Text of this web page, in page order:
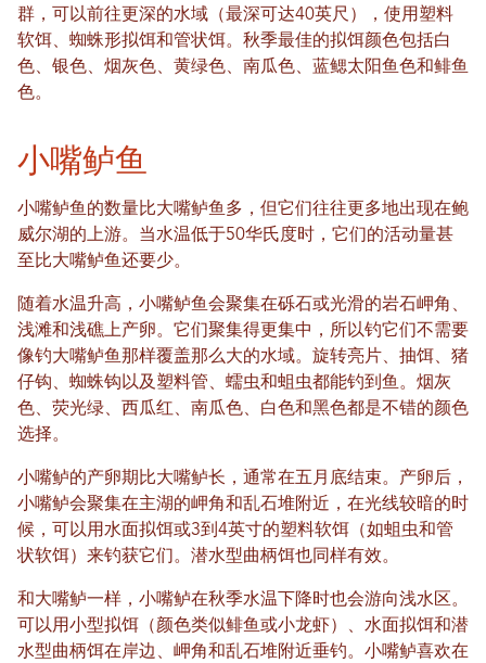
群，可以前往更深的水域（最深可达40英尺），使用塑料
软饵、蜘蛛形拟饵和管状饵。秋季最佳的拟饵颜色包括白
色、银色、烟灰色、黄绿色、南瓜色、蓝鳃太阳鱼色和鲱鱼
色。
小嘴鲈鱼
小嘴鲈鱼的数量比大嘴鲈鱼多，但它们往往更多地出现在鲍
威尔湖的上游。当水温低于50华氏度时，它们的活动量甚
至比大嘴鲈鱼还要少。
随着水温升高，小嘴鲈鱼会聚集在砾石或光滑的岩石岬角、
浅滩和浅礁上产卵。它们聚集得更集中，所以钓它们不需要
像钓大嘴鲈鱼那样覆盖那么大的水域。旋转亮片、抽饵、猪
仔钩、蜘蛛钩以及塑料管、蠕虫和蛆虫都能钓到鱼。烟灰
色、荧光绿、西瓜红、南瓜色、白色和黑色都是不错的颜色
选择。
小嘴鲈的产卵期比大嘴鲈长，通常在五月底结束。产卵后，
小嘴鲈会聚集在主湖的岬角和乱石堆附近，在光线较暗的时
候，可以用水面拟饵或3到4英寸的塑料软饵（如蛆虫和管
状软饵）来钓获它们。潜水型曲柄饵也同样有效。
和大嘴鲈一样，小嘴鲈在秋季水温下降时也会游向浅水区。
可以用小型拟饵（颜色类似鲱鱼或小龙虾）、水面拟饵和潜
水型曲柄饵在岸边、岬角和乱石堆附近垂钓。小嘴鲈喜欢在